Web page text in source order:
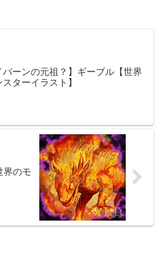
バーンの元祖？】ギーブル【世界
ターイラスト】
界のモ